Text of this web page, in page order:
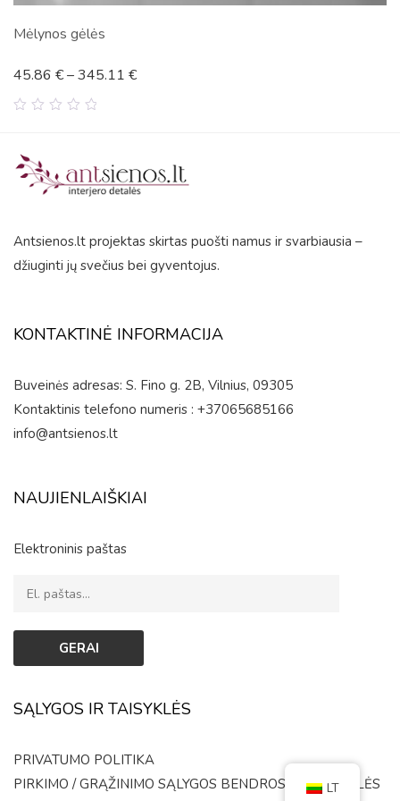
Mėlynos gėlės
5
45.86 €–345.11 €
Antsienos.lt projektas skirtas puošti namus ir svarbiausia –
džiuginti jų svečius bei gyventojus.
KONTAKTINĖ INFORMACIJA
Buveinės adresas: S. Fino g. 2B, Vilnius, 09305
Kontaktinis telefono numeris : +37065685166
info@antsienos.lt
NAUJIENLAIŠKIAI
Elektroninis paštas
SĄLYGOS IR TAISYKLĖS
PRIVATUMO POLITIKA
PIRKIMO / GRĄŽINIMO SĄLYGOS BENDROSIOS TAISYKLĖS
LT